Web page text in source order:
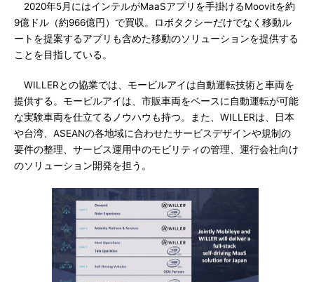
2020年5月にはインテルがMaaSアプリを手掛けるMoovitを約
9億ドル（約966億円）で買収。ロボタクシーだけでなく移動ル
ートを提案するアプリも含めた移動のソリューションを提供する
ことを目指している。
WILLERとの協業では、モービルアイは自動運転技術と車両を
提供する。モービルアイは、市販車両をベースに自動運転が可能
な実験車両を仕立てるノウハウも持つ。また、WILLERは、日本
や台湾、ASEANの各地域に合わせたサービスデザインや規制の
要件の整理、サービス運用中のモビリティの管理、運行会社向け
のソリューション開発を担う。